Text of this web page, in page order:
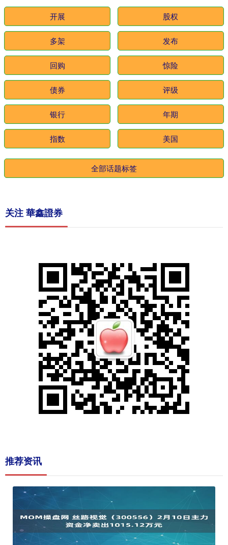
开展 股权
多架 发布
回购 惊险
债券 评级
银行 年期
指数 美国
全部话题标签
关注 華鑫證券
推荐资讯